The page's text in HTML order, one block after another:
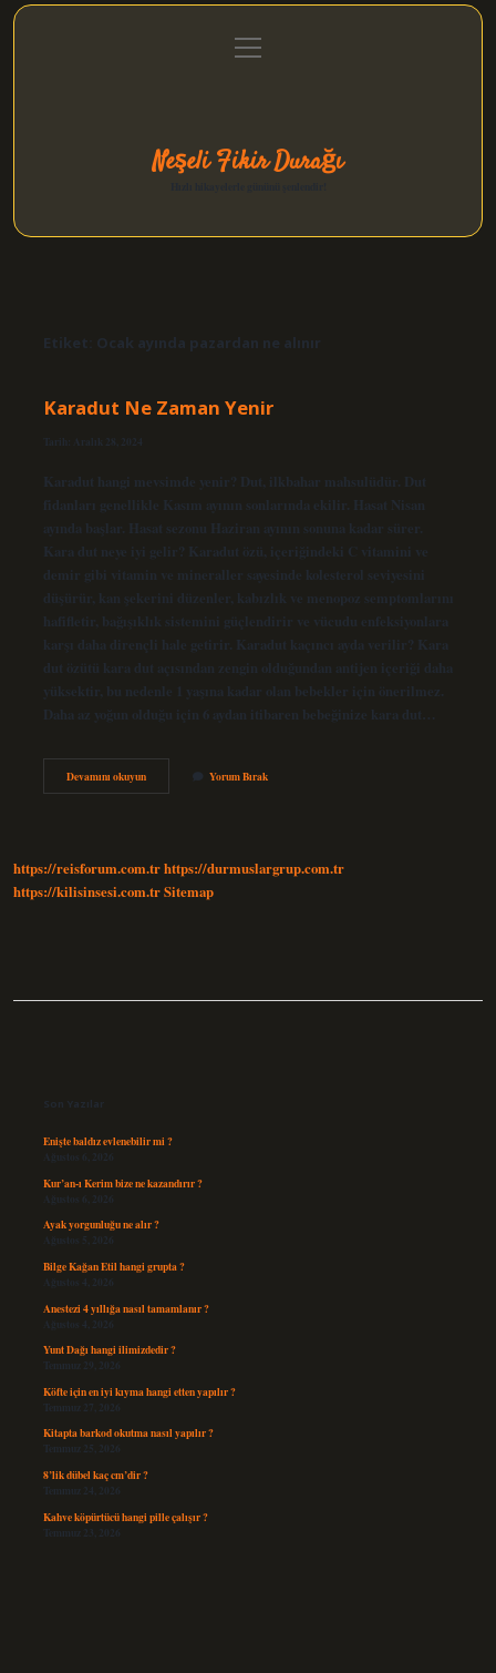
Gizlilik Politikası
menüyü
aç
Neşeli Fikir Durağı
Etiket: Ocak ayında pazardan ne alınır
Karadut Ne Zaman Yenir
Tarih: Aralık 28, 2024
Karadut hangi mevsimde yenir? Dut, ilkbahar mahsulüdür. Dut
fidanları genellikle Kasım ayının sonlarında ekilir. Hasat Nisan
ayında başlar. Hasat sezonu Haziran ayının sonuna kadar sürer.
Kara dut neye iyi gelir? Karadut özü, içeriğindeki C vitamini ve
demir gibi vitamin ve mineraller sayesinde kolesterol seviyesini
düşürür, kan şekerini düzenler, kabızlık ve menopoz semptomlarını
hafifletir, bağışıklık sistemini güçlendirir ve vücudu enfeksiyonlara
karşı daha dirençli hale getirir. Karadut kaçıncı ayda verilir? Kara
dut özütü kara dut açısından zengin olduğundan antijen içeriği daha
yüksektir, bu nedenle 1 yaşına kadar olan bebekler için önerilmez.
Daha az yoğun olduğu için 6 aydan itibaren bebeğinize kara dut…
Devamını okuyunKaradut
Ne
Yorum Bırak
https://reisforum.com.trhttps://durmuslargrup.com.tr
https://kilisinsesi.com.trSitemap
Son Yazılar
Enişte baldız evlenebilir mi ?
Ağustos 6, 2026
Kur’an-ı Kerim bize ne kazandırır ?
Ağustos 6, 2026
Ayak yorgunluğu ne alır ?
Ağustos 5, 2026
Bilge Kağan Etil hangi grupta ?
Ağustos 4, 2026
Anestezi 4 yıllığa nasıl tamamlanır ?
Ağustos 4, 2026
Yunt Dağı hangi ilimizdedir ?
Temmuz 29, 2026
Köfte için en iyi kıyma hangi etten yapılır ?
Temmuz 27, 2026
Kitapta barkod okutma nasıl yapılır ?
Temmuz 25, 2026
8’lik dübel kaç cm’dir ?
Temmuz 24, 2026
Kahve köpürtücü hangi pille çalışır ?
Temmuz 23, 2026